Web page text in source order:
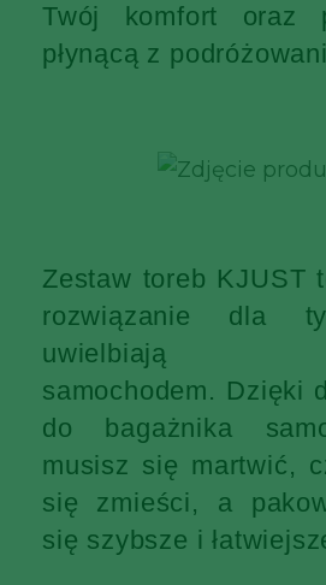
Twój komfort oraz
płynącą z
Zestaw toreb KJUST
rozwiązanie dla
uwielbiają
samochodem. Dzięki
do bagażnika
musisz się martwić,
się zmieści, a
się szybsze i